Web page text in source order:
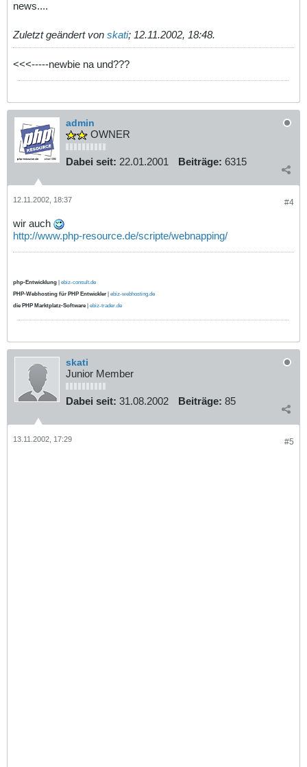
news....
Zuletzt geändert von skati; 12.11.2002, 18:48.
<<<-----newbie na und???
admin
OWNER
Dabei seit: 22.01.2001 Beiträge: 6315
#4
12.11.2002, 18:37
wir auch
http://www.php-resource.de/scripte/webnapping/
php-Entwicklung | ebiz-consult.de
PHP-Webhosting für PHP Entwickler | ebiz-webhosting.de
die PHP Marktplatz-Software | ebiz-trader.de
skati
Junior Member
Dabei seit: 31.08.2002 Beiträge: 85
#5
13.11.2002, 17:29